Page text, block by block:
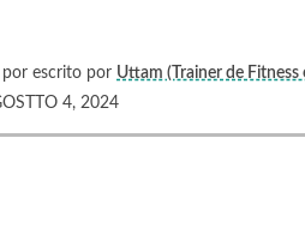
escrito por Uttam (Trainer de Fitness
4, 2024